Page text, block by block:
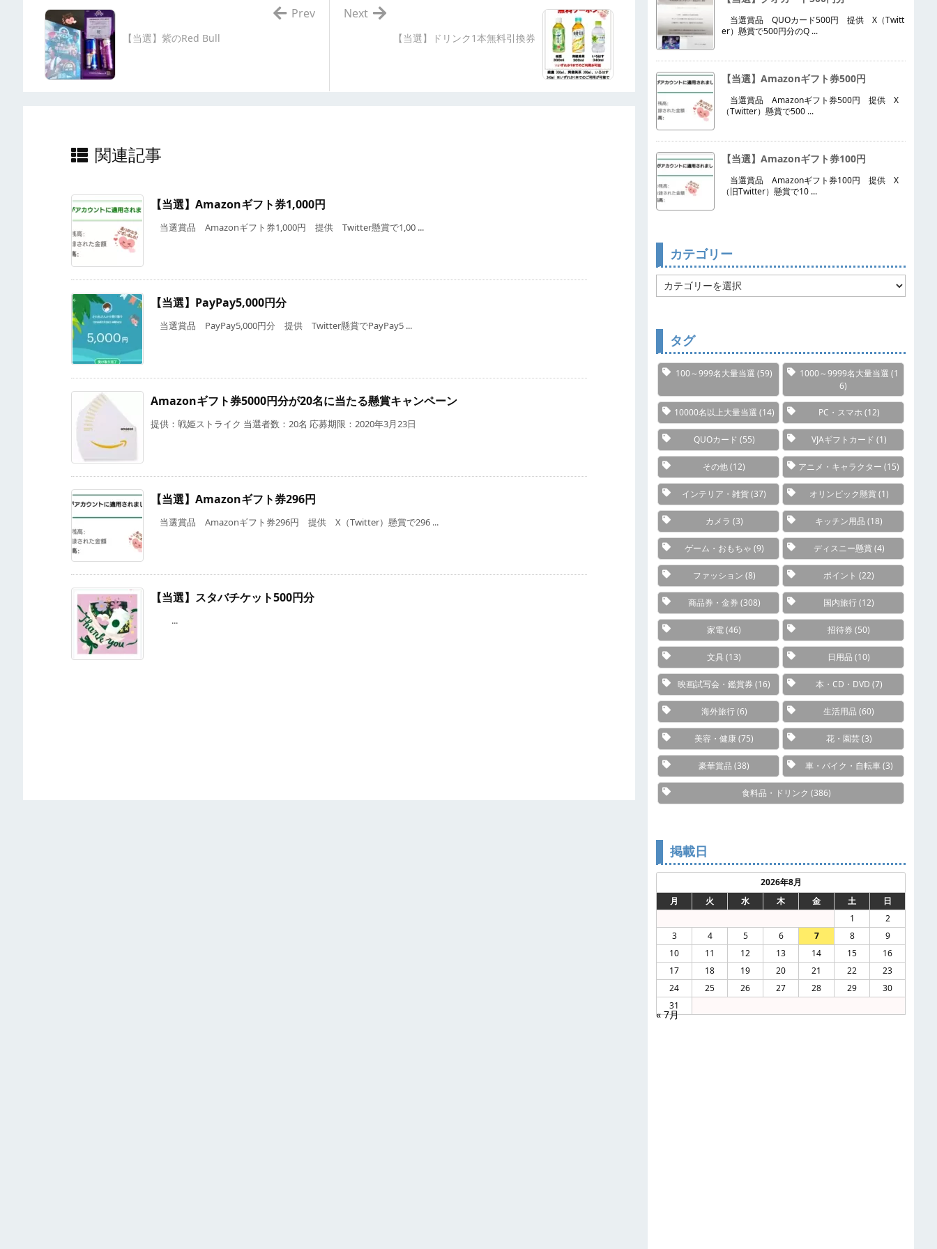
【当選】ドリンク1本無料引換券
Next
【当選】紫のRed Bull
Prev
関連記事
【当選】Amazonギフト券1,000円
当選賞品 Amazonギフト券1,000円 提供 Twitter懸賞で1,00 ...
【当選】PayPay5,000円分
当選賞品 PayPay5,000円分 提供 Twitter懸賞でPayPay5 ...
Amazonギフト券5000円分が20名に当たる懸賞キャンペーン
提供：戦姫ストライク 当選者数：20名 応募期限：2020年3月23日
【当選】Amazonギフト券296円
当選賞品 Amazonギフト券296円 提供 X（Twitter）懸賞で296 ...
【当選】スタバチケット500円分
...
当選賞品 QUOカード500円 提供 X（Twitt
er）懸賞で500円分のQ ...
【当選】Amazonギフト券500円
当選賞品 Amazonギフト券500円 提供 X
（Twitter）懸賞で500 ...
【当選】Amazonギフト券100円
当選賞品 Amazonギフト券100円 提供 X
（旧Twitter）懸賞で10 ...
カテゴリー
カ
テ
タグ
100～999名大量当選 (59) 1000～9999名大量当選 (1
6)
10000名以上大量当選 (14) PC・スマホ (12)
QUOカード (55) VJAギフトカード (1)
その他(12) アニメ・キャラクター (15)
インテリア・雑貨(37) オリンピック懸賞(1)
カメラ (3) キッチン用品 (18)
ゲーム・おもちゃ (9) ディスニー懸賞(4)
ファッション (8) ポイント (22)
商品券・金券 (308) 国内旅行(12)
家電(46) 招待券 (50)
文具 (13) 日用品 (10)
映画試写会・鑑賞券 (16) 本・CD・DVD (7)
海外旅行(6) 生活用品 (60)
美容・健康(75) 花・園芸(3)
豪華賞品 (38) 車・バイク・自転車(3)
食料品・ドリンク (386)
掲載日
2026年8月
月
火 水 木 金 土
日
1
2
3
4 5 6 7 8
9
10
11 12 13 14 15
16
17
18 19 20 21 22
23
24
25 26 27 28 29
30
31
« 7月